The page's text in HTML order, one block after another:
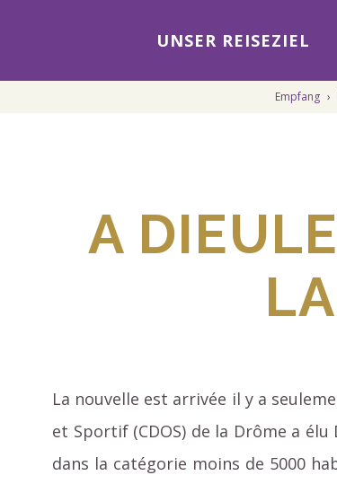
UNSER REISEZIEL
Empfang ›
A
La nouvelle est arrivée il y a
et Sportif (CDOS) de la Drôme a
dans la catégorie moins de 5000